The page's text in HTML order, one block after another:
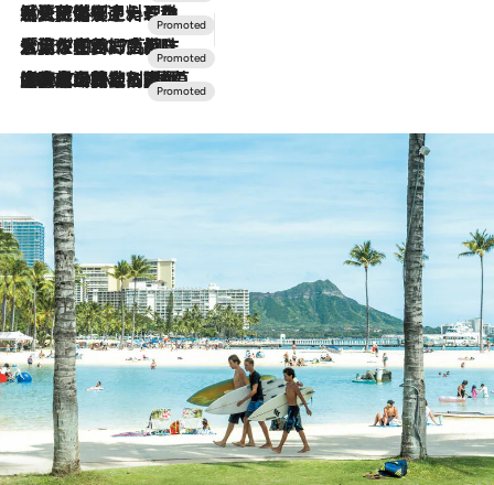
2026.7.24
【夏限定ディナーコース】旬を迎える稚鮎や花ズッキーニなどをイタリア・トスカーナの郷土料理の手法で満喫！
2026.7.17
「土佐和ハーブかき氷」がOMO7高知に登場！生姜、山椒、大葉など目にも舌にも涼を呼ぶ郷土の味
2026.7.10
NEW OPEN！【界 草津】名湯の地に誕生。趣の異なる2種の温泉と上州ならではの会席・蕎麦割烹など美食を味わう究極の癒やし旅